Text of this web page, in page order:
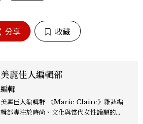
分享 收藏
美麗佳人編輯部
編輯
美麗佳人編輯群 《Marie Claire》雜誌編
輯部專注於時尚、文化與當代女性議題的深